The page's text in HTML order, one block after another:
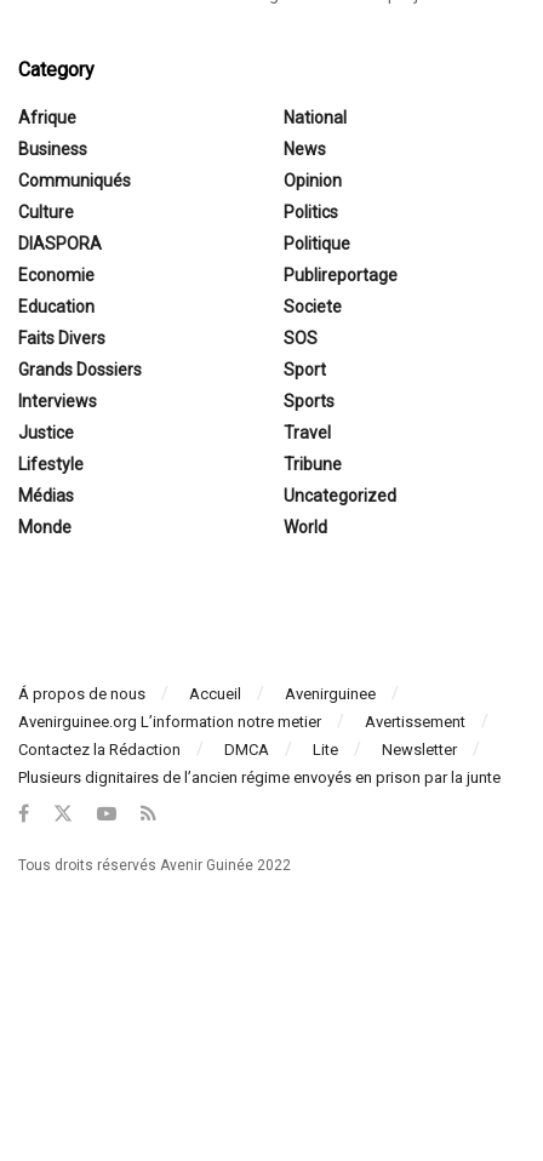
Category
Afrique
Business
Communiqués
Culture
DIASPORA
Economie
Education
Faits Divers
Grands Dossiers
Interviews
Justice
Lifestyle
Médias
Monde
National
News
Opinion
Politics
Politique
Publireportage
Societe
SOS
Sport
Sports
Travel
Tribune
Uncategorized
World
Á propos de nous Accueil
Avenirguinee
Avenirguinee.org L’information notre metier
Avertissement
Contactez la Rédaction
DMCA Lite
Newsletter
Plusieurs dignitaires de l’ancien régime envoyés en prison par la junte
Tous droits réservés Avenir Guinée 2022